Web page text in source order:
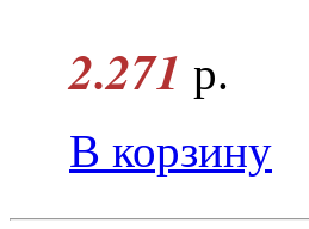
2.271 р.
В корзину